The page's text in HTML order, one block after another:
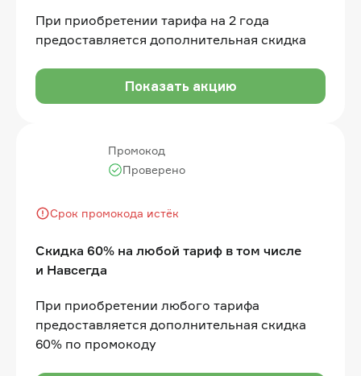
При приобретении тарифа на 2 года
предоставляется дополнительная скидка
Показать акцию
Промокод
Скидка 60% на любой тариф в том числе
и Навсегда
Срок промокода истёк
Проверено
При приобретении любого тарифа
предоставляется дополнительная скидка
60% по промокоду